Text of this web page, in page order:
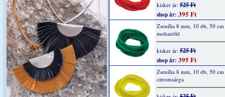
kisker ár: 525 Ft
shop ár: 395 Ft
Zsenília 8 mm, 10 db, 50 cm
mohazöld
kisker ár: 525 Ft
shop ár: 395 Ft
Zsenília 8 mm, 10 db, 50 cm
citromsárga